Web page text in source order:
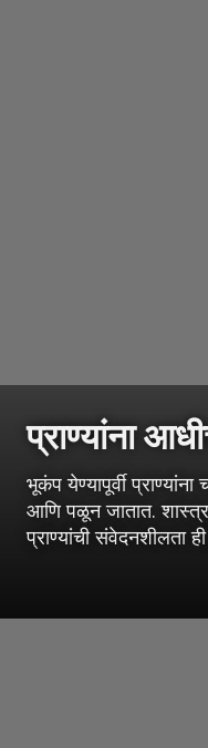
प्राण्यांना
भूकंप येण्यापूर्वी
आणि पळून जातात.
प्राण्यांची संवेदनशीलता